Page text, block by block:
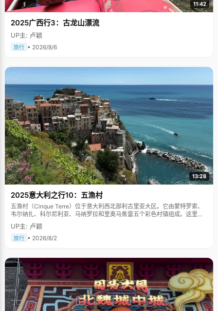
11:42
2025广西行3：古龙山漂流
UP主: 卢颖
旅行 • 2026/8/6
13:28
2025意大利之行10：五渔村
五渔村（Cinque Terre）位于意大利西北部利古里亚大区。它由蒙特罗索、
韦尔纳扎、科尔尼利亚、马纳罗拉和里奥马焦雷五个彩色村镇组成。这里依
山傍海，房屋色彩斑斓，1997年被列为世界文化遗产。
UP主: 卢颖
旅行 • 2026/8/2